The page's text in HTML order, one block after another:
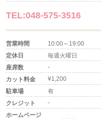
TEL:048-575-3516
営業時間
10:00～19:00
定休日
毎週火曜日
座席数
-
カット料金
¥1,200
駐車場
有
クレジット
-
ホームページ